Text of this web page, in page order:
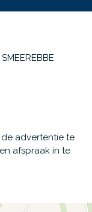
advertentie te
afspraak in te